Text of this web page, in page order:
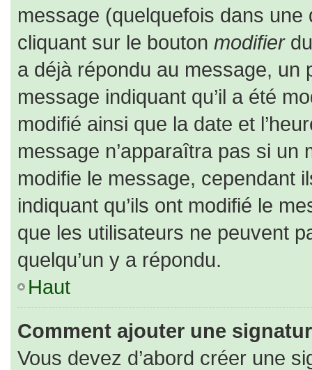
message (quelquefois dans
cliquant sur le bouton modifierdu
a déjà répondu au message, un
message indiquant qu’il a été
modifié ainsi que la date et
message n’apparaîtra pas si
modifie le message, cependant
indiquant qu’ils ont modifié le
que les utilisateurs ne peuvent
quelqu’un y a répondu.
Haut
Comment ajouter une
Vous devez d’abord créer une